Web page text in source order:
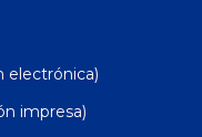
electrónica)
impresa)